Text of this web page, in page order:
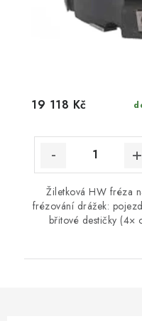
19 118 Kč
Žiletková HW fréza
frézování drážek:
břitové destičky (4×